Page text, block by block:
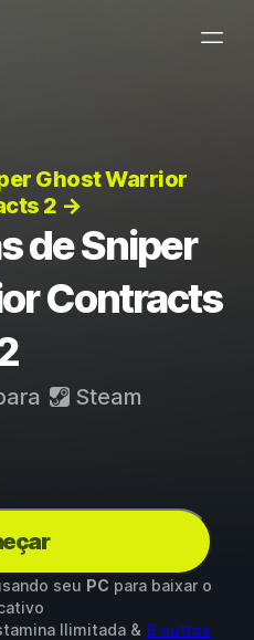
Ghost Warrior
2 →
de Sniper
Contracts
Steam
seu PC para baixar o
Ilimitada & 9 outros